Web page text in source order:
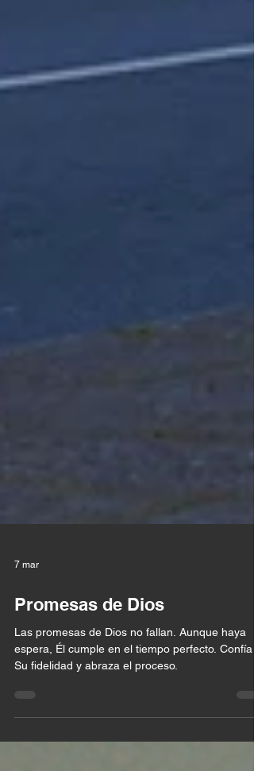
7 mar
Promesas de Dios
Las promesas de Dios no fallan. Aunque haya
Su fidelidad y abraza el proceso.